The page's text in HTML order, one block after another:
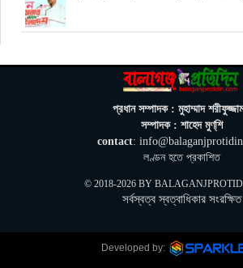
কনর মিয়ার পাল্টা সংবাদ সম্মেলন
অতিরিক্ত বিদ্যুৎ বিল নিয়ে অপপ্রচারের
ওমানে মিলবে ১৪ দিনের ফ্রি পর্যটন ভিসা
প্রধান সম্পাদক : মুহাম্মাদ
সম্পাদক : শাহেদ মুণ্‌শি
contact:
লণ্ডন হতে প্রকাশিত
© 2018-2026 BY
সর্বস্বত্ব স্বত্বাধিকার সংরক্ষিত
Developed by: